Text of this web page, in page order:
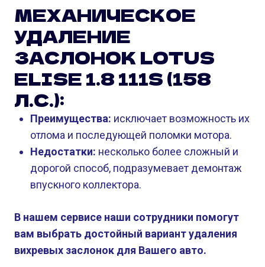
МЕХАНИЧЕСКОЕ
УДАЛЕНИЕ
ЗАСЛОНОК LOTUS
ELISE 1.8 111S (158
Л.С.):
Преимущества: исключает возможность их
отлома и последующей поломки мотора.
Недостатки: несколько более сложный и
дорогой способ, подразумевает демонтаж
впускного коллектора.
В нашем сервисе наши сотрудники помогут
вам выбрать достойный вариант удаления
вихревых заслонок для Вашего авто.